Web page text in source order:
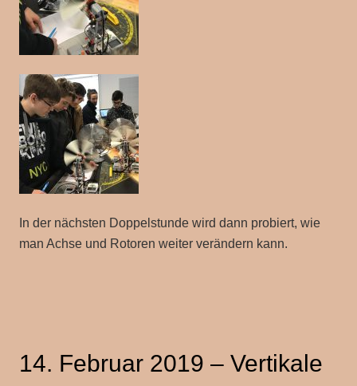
In der nächsten Doppelstunde wird dann probiert, wie
man Achse und Rotoren weiter verändern kann.
14. Februar 2019 – Vertikale